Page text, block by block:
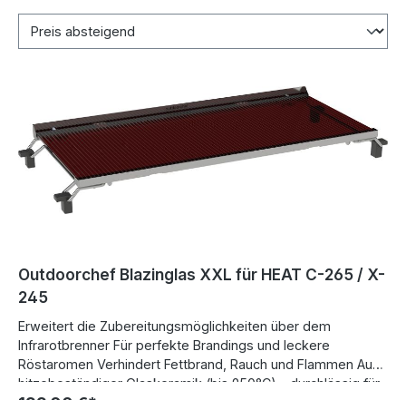
Outdoorchef Blazinglas XXL für HEAT C-265 / X-
245
Erweitert die Zubereitungsmöglichkeiten über dem
Infrarotbrenner Für perfekte Brandings und leckere
Röstaromen Verhindert Fettbrand, Rauch und Flammen Aus
hitzebeständiger Glaskeramik (bis 950°C) - durchlässig für